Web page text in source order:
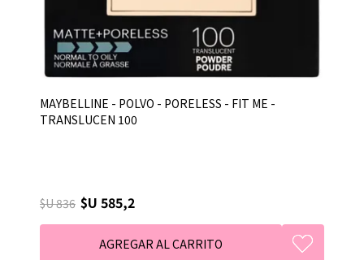
MAYBELLINE - POLVO - PORELESS - FIT ME -
TRANSLUCEN 100
$U 836 $U 585,2